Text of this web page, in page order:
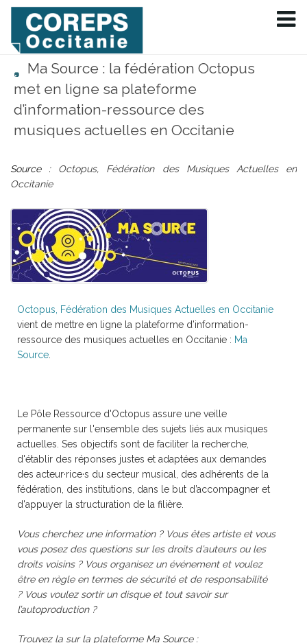
Ma Source : la fédération Octopus
met en ligne sa plateforme
d’information-ressource des
musiques actuelles en Occitanie
Source : Octopus, Fédération des Musiques Actuelles en
Occitanie
Octopus, Fédération des Musiques Actuelles en Occitanie
vient de mettre en ligne la plateforme d’information-
ressource des musiques actuelles en Occitanie : Ma
Source
Le Pôle Ressource d'Octopus assure une veille
permanente sur l'ensemble des sujets liés aux musiques
actuelles. Ses objectifs sont de faciliter la recherche,
d'établir des réponses justes et adaptées aux demandes
des acteur·rice·s du secteur musical, des adhérents de la
fédération, des institutions, dans le but d’accompagner et
d'appuyer la structuration de la filière.
Vous cherchez une information ? Vous êtes artiste et vous
vous posez des questions sur les droits d’auteurs ou les
droits voisins ? Vous organisez un événement et voulez
être en règle en termes de sécurité et de responsabilité
? Vous voulez sortir un disque et tout savoir sur
l’autoproduction ?
Trouvez la sur la plateforme Ma Source :